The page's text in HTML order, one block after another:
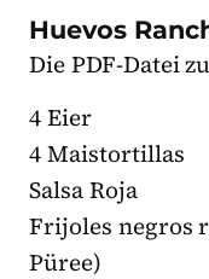
Huevos
Die PDF-Datei
4 Eier
4 Maistortillas
Salsa Roja
Frijoles negros
Püree)